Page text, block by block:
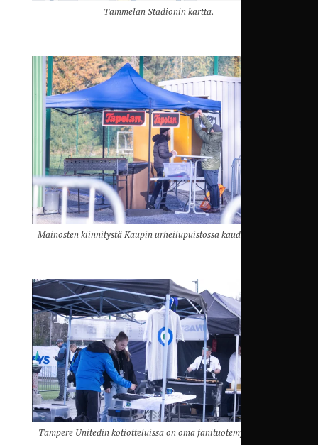
Tammelan Stadionin kartta.
Mainosten kiinnitystä Kaupin urheilupuistossa kaudella 2023.
Tampere Unitedin kotiotteluissa on oma fanituotemyyntipiste.